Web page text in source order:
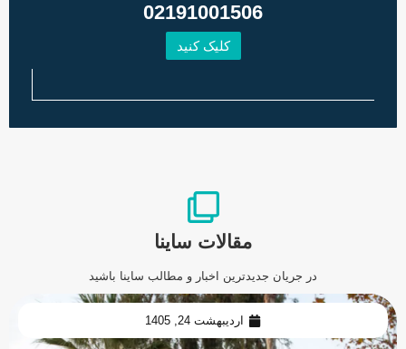
02191001506
کلیک کنید
مقالات ساینا
در جریان جدیدترین اخبار و مطالب ساینا باشید
اردیبهشت 24, 1405